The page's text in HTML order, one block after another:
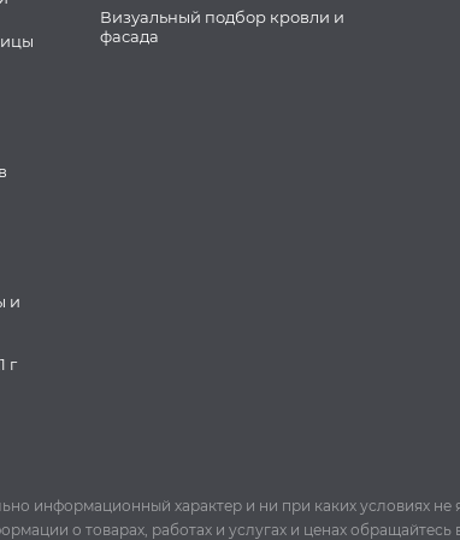
и
г
Визуальный подбор кровли и
фасада
информационный характер и ни при каких условиях не
о товарах, работах и услугах и ценах